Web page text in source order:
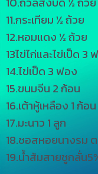
11.กระเทียม ½ ถ้วย
12.หอมแดง ½ ถ้วย
13ไข่ไก่และไข่เป็ด 3
14.ไข่เป็ด 3 ฟอง
15.ขนมจีน 2 ก้อน
16.เต้าหู้เหลือง 1 ก้อน
17.มะนาว 1 ลูก
18.ซอสหอยนางรม
19.น้ำส้มสายชูกลั่น